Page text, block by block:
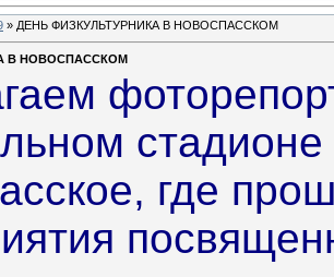
» ДЕНЬ ФИЗКУЛЬТУРНИКА В НОВОСПАССКОМ
В НОВОСПАССКОМ
стадионе
где